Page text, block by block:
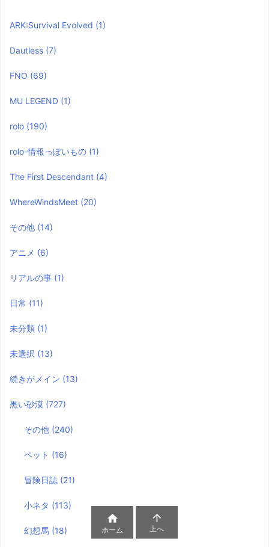
ARK:Survival Evolved (1)
Dautless (7)
FNO (69)
MU LEGEND (1)
rolo (190)
rolo-情報っぽいもの (1)
The First Descendant (4)
WhereWindsMeet (20)
その他 (14)
アニメ (6)
リアルの事 (1)
日常 (11)
未分類 (1)
未選択 (13)
続きがメイン (13)
黒い砂漠 (727)
その他 (240)
ペット (16)
冒険日誌 (21)
小ネタ (113)
幻想馬 (18)

ホーム

上へ